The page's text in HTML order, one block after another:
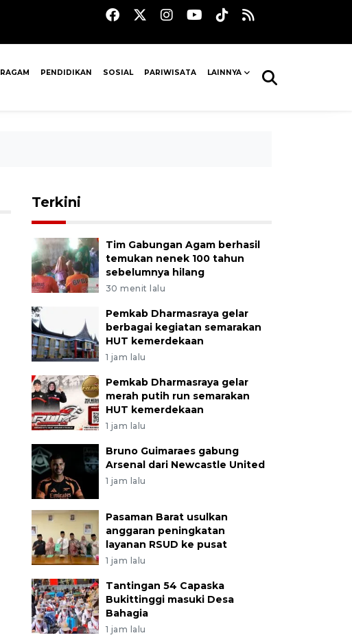
RAGAM PENDIDIKAN SOSIAL PARIWISATA LAINNYA
Terkini
Tim Gabungan Agam berhasil
temukan nenek 100 tahun
sebelumnya hilang
30 menit lalu
Pemkab Dharmasraya gelar
berbagai kegiatan semarakan
HUT kemerdekaan
1 jam lalu
Pemkab Dharmasraya gelar
merah putih run semarakan
HUT kemerdekaan
1 jam lalu
Bruno Guimaraes gabung
Arsenal dari Newcastle United
1 jam lalu
Pasaman Barat usulkan
anggaran peningkatan
layanan RSUD ke pusat
1 jam lalu
Tantingan 54 Capaska
Bukittinggi masuki Desa
Bahagia
1 jam lalu